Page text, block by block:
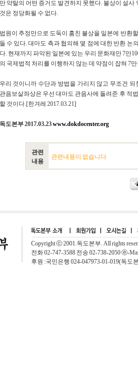
만 약탈의 어떤 증거도 발견하지 못했다. 불상이 설
것은 정당화될 수 없다.
법원이 추정만으로 도둑이 훔친 불상을 일본에 반환
들 수 있다. 대마도 측과 협의해 몇 점에 대한 반환
다. 현재까지 파악된 일본에 있는 우리 문화재만 7만
의 국제법적 처리를 이행하지 않는 데 약점이 잡혀 7
우리 것이니까 수단과 방법을 가리지 않고 무조건
관음보살좌상은 우선 대마도 관음사에 돌려준 후 적
할 것이다.[한겨레 2017.03.21]
독도본부 2017.03.23www.dokdocenter.org
관련
내용
관련내용이 없습니다
Copyright ⓒ 2001.독도본부. All rights
전화 02-747-3588 전송 02-738-2050 ⓔ-
후원 :국민은행 024-047973-01-019(독도